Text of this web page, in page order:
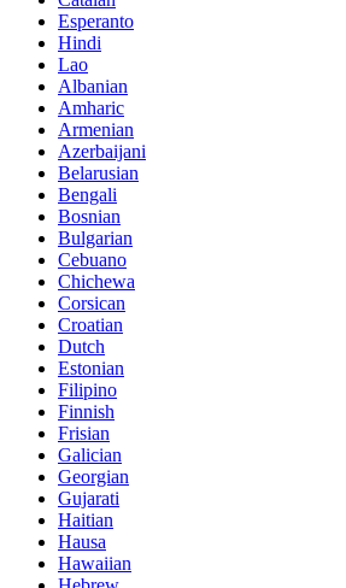
Esperanto
Hindi
Lao
Albanian
Amharic
Armenian
Azerbaijani
Belarusian
Bengali
Bosnian
Bulgarian
Cebuano
Chichewa
Corsican
Croatian
Dutch
Estonian
Filipino
Finnish
Frisian
Galician
Georgian
Gujarati
Haitian
Hausa
Hawaiian